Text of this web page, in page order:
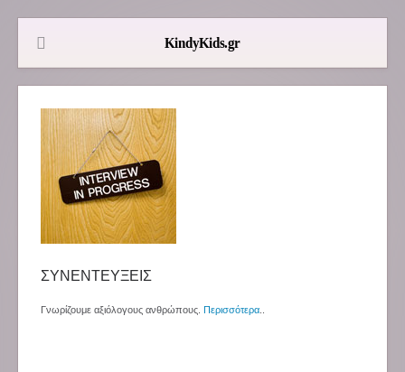
ΣΥΝΕΝΤΕΥΞΕΙΣ
Γνωρίζουμε αξιόλογους ανθρώπους. Περισσότερα